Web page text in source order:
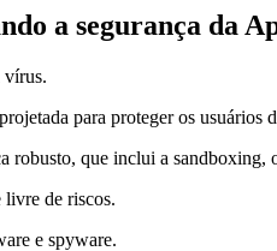
a segurança da
vírus.
para proteger os usuários
que inclui a
livre de riscos.
e spyware.